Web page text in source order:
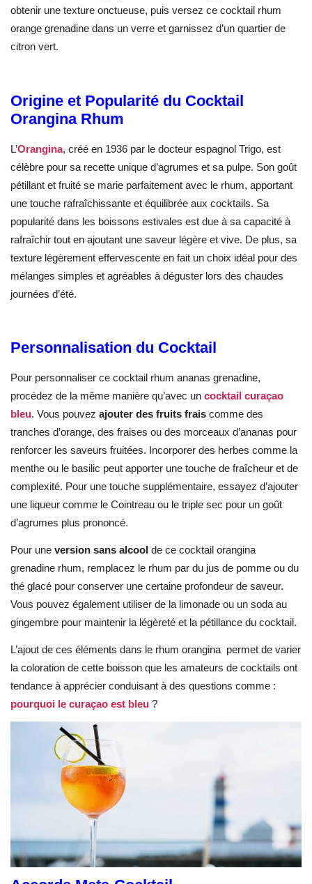
obtenir une texture onctueuse, puis versez ce cocktail rhum
orange grenadine dans un verre et garnissez d’un quartier de
citron vert.
Origine et Popularité du Cocktail
Orangina Rhum
L’Orangina, créé en 1936 par le docteur espagnol Trigo, est
célèbre pour sa recette unique d’agrumes et sa pulpe. Son goût
pétillant et fruité se marie parfaitement avec le rhum, apportant
une touche rafraîchissante et équilibrée aux cocktails. Sa
popularité dans les boissons estivales est due à sa capacité à
rafraîchir tout en ajoutant une saveur légère et vive. De plus, sa
texture légèrement effervescente en fait un choix idéal pour des
mélanges simples et agréables à déguster lors des chaudes
journées d’été.
Personnalisation du Cocktail
Pour personnaliser ce cocktail rhum ananas grenadine,
procédez de la même manière qu’avec un cocktail curaçao
bleu. Vous pouvez ajouter des fruits frais comme des
tranches d’orange, des fraises ou des morceaux d’ananas pour
renforcer les saveurs fruitées. Incorporer des herbes comme la
menthe ou le basilic peut apporter une touche de fraîcheur et de
complexité. Pour une touche supplémentaire, essayez d’ajouter
une liqueur comme le Cointreau ou le triple sec pour un goût
d’agrumes plus prononcé.
Pour une version sans alcool de ce cocktail orangina
grenadine rhum, remplacez le rhum par du jus de pomme ou du
thé glacé pour conserver une certaine profondeur de saveur.
Vous pouvez également utiliser de la limonade ou un soda au
gingembre pour maintenir la légèreté et la pétillance du cocktail.
L’ajout de ces éléments dans le rhum orangina permet de varier
la coloration de cette boisson que les amateurs de cocktails ont
tendance à apprécier conduisant à des questions comme :
pourquoi le curaçao est bleu ?